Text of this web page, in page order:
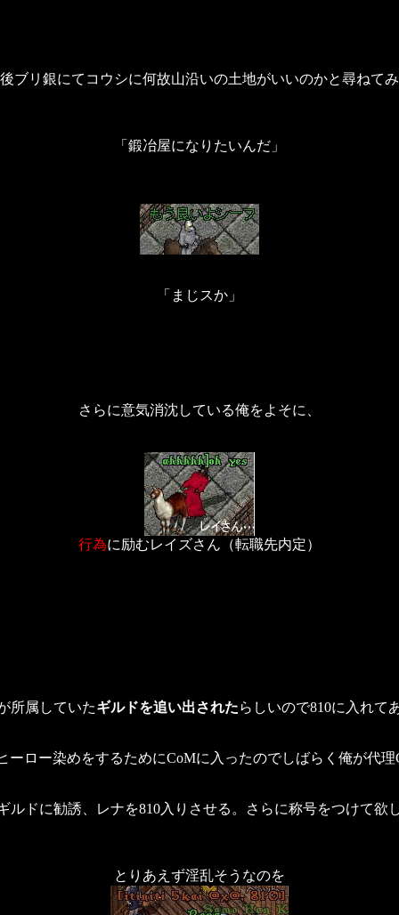
ブリ銀にてコウシに何故山沿いの土地がいいのかと尋ねて
「鍛冶屋になりたいんだ」
「まじスか」
さらに意気消沈している俺をよそに、
行為に励むレイズさん（転職先内定）
所属していたギルドを追い出されたらしいので810に入れて
ーロー染めをするためにCoMに入ったのでしばらく俺が代理
ルドに勧誘、レナを810入りさせる。さらに称号をつけて欲
とりあえず淫乱そうなのを